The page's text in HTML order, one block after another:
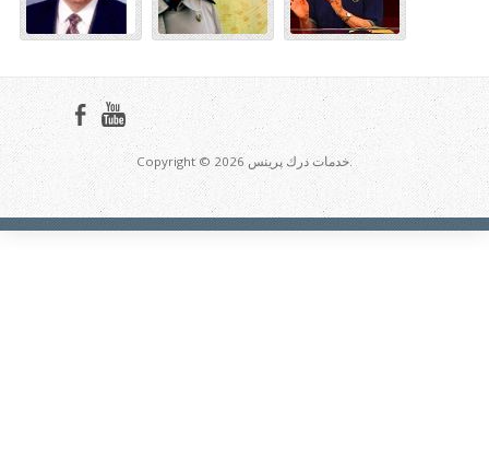
Copyright © 2026 خدمات درك پرينس.